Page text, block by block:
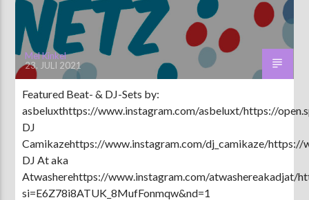
Mel Kinkel
23. JULI 2021
Featured Beat- & DJ-Sets by:
asbeluxthttps://www.instagram.com/asbeluxt/https://
DJ
Camikazehttps://www.instagram.com/dj_camikaze/
DJ At aka
Atwasherehttps://www.instagram.com/atwashereakadjat/
si=E6Z78i8ATUK_8MufFonmqw&nd=1